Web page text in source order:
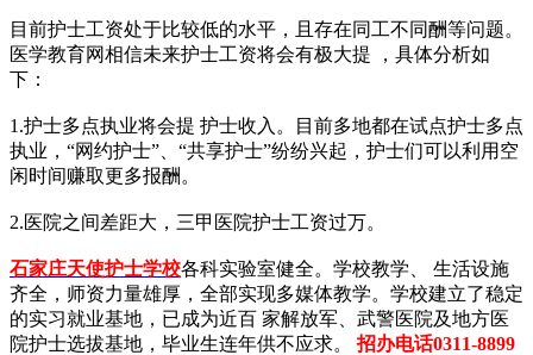
目前护士工资处于比较低的水平，且存在同工不同酬等问题。
医学教育网相信未来护士工资将会有极大提 ，具体分析如
下：
1.护士多点执业将会提 护士收入。目前多地都在试点护士多点
执业，“网约护士”、“共享护士”纷纷兴起，护士们可以利用空
闲时间赚取更多报酬。
2.医院之间差距大，三甲医院护士工资过万。
石家庄天使护士学校各科实验室健全。学校教学、 生活设施
齐全，师资力量雄厚，全部实现多媒体教学。学校建立了稳定
的实习就业基地，已成为近百 家解放军、武警医院及地方医
院护士选拔基地，毕业生连年供不应求。 招办电话0311-8899